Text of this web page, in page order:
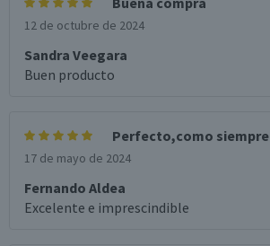
12 de octubre de 2024
Sandra Veegara
Buen producto
Perfecto,como siempre
17 de mayo de 2024
Fernando Aldea
Excelente e imprescindible